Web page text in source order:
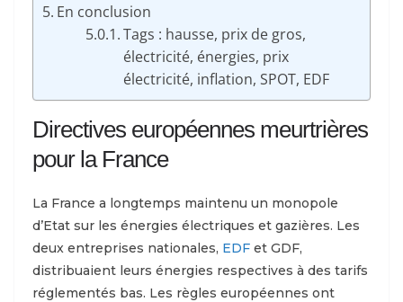
En conclusion
Tags : hausse, prix de gros,
électricité, énergies, prix
électricité, inflation, SPOT, EDF
Directives européennes meurtrières
pour la France
La France a longtemps maintenu un monopole
d’Etat sur les énergies électriques et gazières. Les
deux entreprises nationales, EDF et GDF,
distribuaient leurs énergies respectives à des tarifs
réglementés bas. Les règles européennes ont